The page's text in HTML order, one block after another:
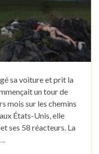
sa voiture et prit la
un tour de
mois sur les chemins
États-Unis, elle
ses 58 réacteurs. La